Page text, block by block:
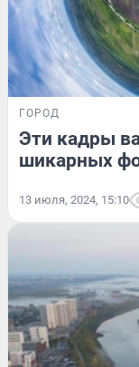
ГОРОД
Эти кадры
шикарных
13 июля, 2024, 15:10